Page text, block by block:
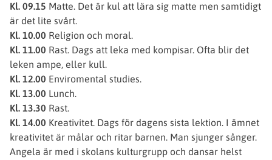
Kl. 09.15 Matte. Det är kul att lära sig matte men samtidigt
är det lite svårt.
Kl. 10.00 Religion och moral.
Kl. 11.00 Rast. Dags att leka med kompisar. Ofta blir det
leken ampe, eller kull.
Kl. 12.00 Enviromental studies.
Kl. 13.00 Lunch.
Kl. 13.30 Rast.
Kl. 14.00 Kreativitet. Dags för dagens sista lektion. I ämnet
kreativitet är målar och ritar barnen. Man sjunger sånger.
Angela är med i skolans kulturgrupp och dansar helst